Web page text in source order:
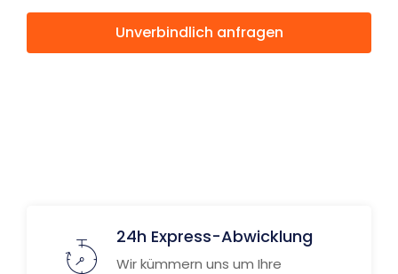
Unverbindlich anfragen
24h Express-Abwicklung
Wir kümmern uns um Ihre